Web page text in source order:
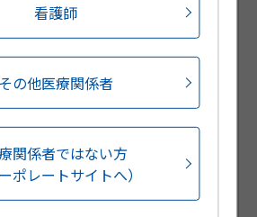
いない医療関係者の方は、新規会員
看護師
その他医療関係者
関係者ではない方
ーポレートサイトへ）